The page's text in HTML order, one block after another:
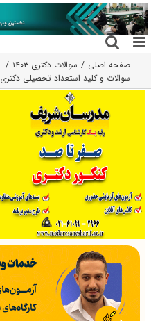
رفتن
به
محتوا
صفحه اصلی
سوالات دکتری ۱۴۰۳
سوالات و کلید استعداد تحصیلی دکتری ۱۴۰۳